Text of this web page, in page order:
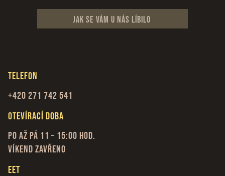
Jak se vám u nás líbilo
Telefon
+420 271 742 541
Otevírací doba
Po až Pá 11 – 15:00 hod.
Víkend zavřeno
EET